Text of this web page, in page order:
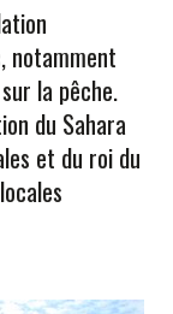
notamment
la pêche.
du Sahara
et du roi du